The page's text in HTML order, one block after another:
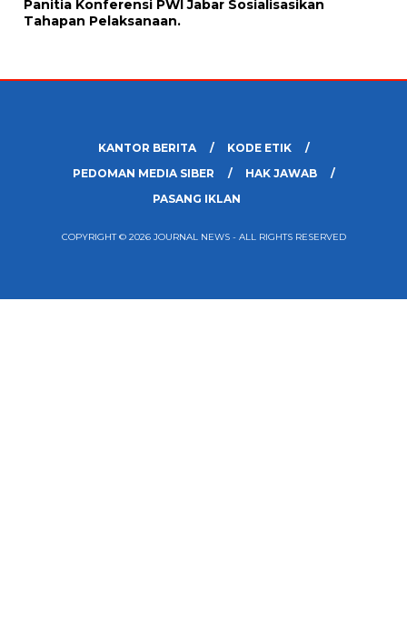
Panitia Konferensi PWI Jabar Sosialisasikan
Tahapan Pelaksanaan.
KANTOR BERITA
KODE ETIK
PEDOMAN MEDIA SIBER
HAK JAWAB
PASANG IKLAN
COPYRIGHT © 2026 JOURNAL NEWS - ALL RIGHTS RESERVED